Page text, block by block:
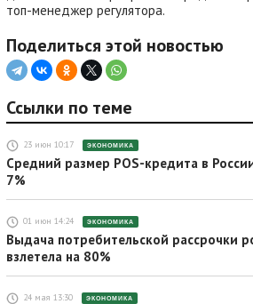
топ-менеджер регулятора.
Поделиться этой новостью
Ссылки по теме
23 июн 10:17 ЭКОНОМИКА
Средний размер POS-кредита в
7%
01 июн 14:24 ЭКОНОМИКА
Выдача потребительской рассрочки
взлетела на 80%
24 мая 13:30 ЭКОНОМИКА